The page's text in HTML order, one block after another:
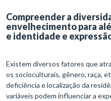
Compreender a
envelhecimento para
e identidade e
Existem diversos fatores que
os socioculturais, gênero, raça,
deficiência e localização da
variáveis podem influenciar a